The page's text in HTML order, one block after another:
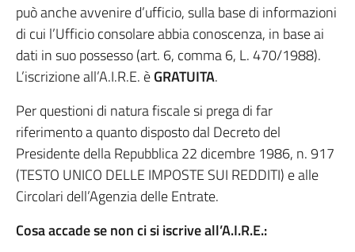
può anche avvenire d’ufficio, sulla base di informazioni
di cui l’Ufficio consolare abbia conoscenza, in base ai
dati in suo possesso (art. 6, comma 6, L. 470/1988).
L’iscrizione all’A.I.R.E. èGRATUITA.
Per questioni di natura fiscale si prega di far
riferimento a quanto disposto dal Decreto del
Presidente della Repubblica 22 dicembre 1986, n. 917
(TESTO UNICO DELLE IMPOSTE SUI REDDITI) e alle
Circolari dell’Agenzia delle Entrate.
Cosa accade se non ci si iscrive all’A.I.R.E.: